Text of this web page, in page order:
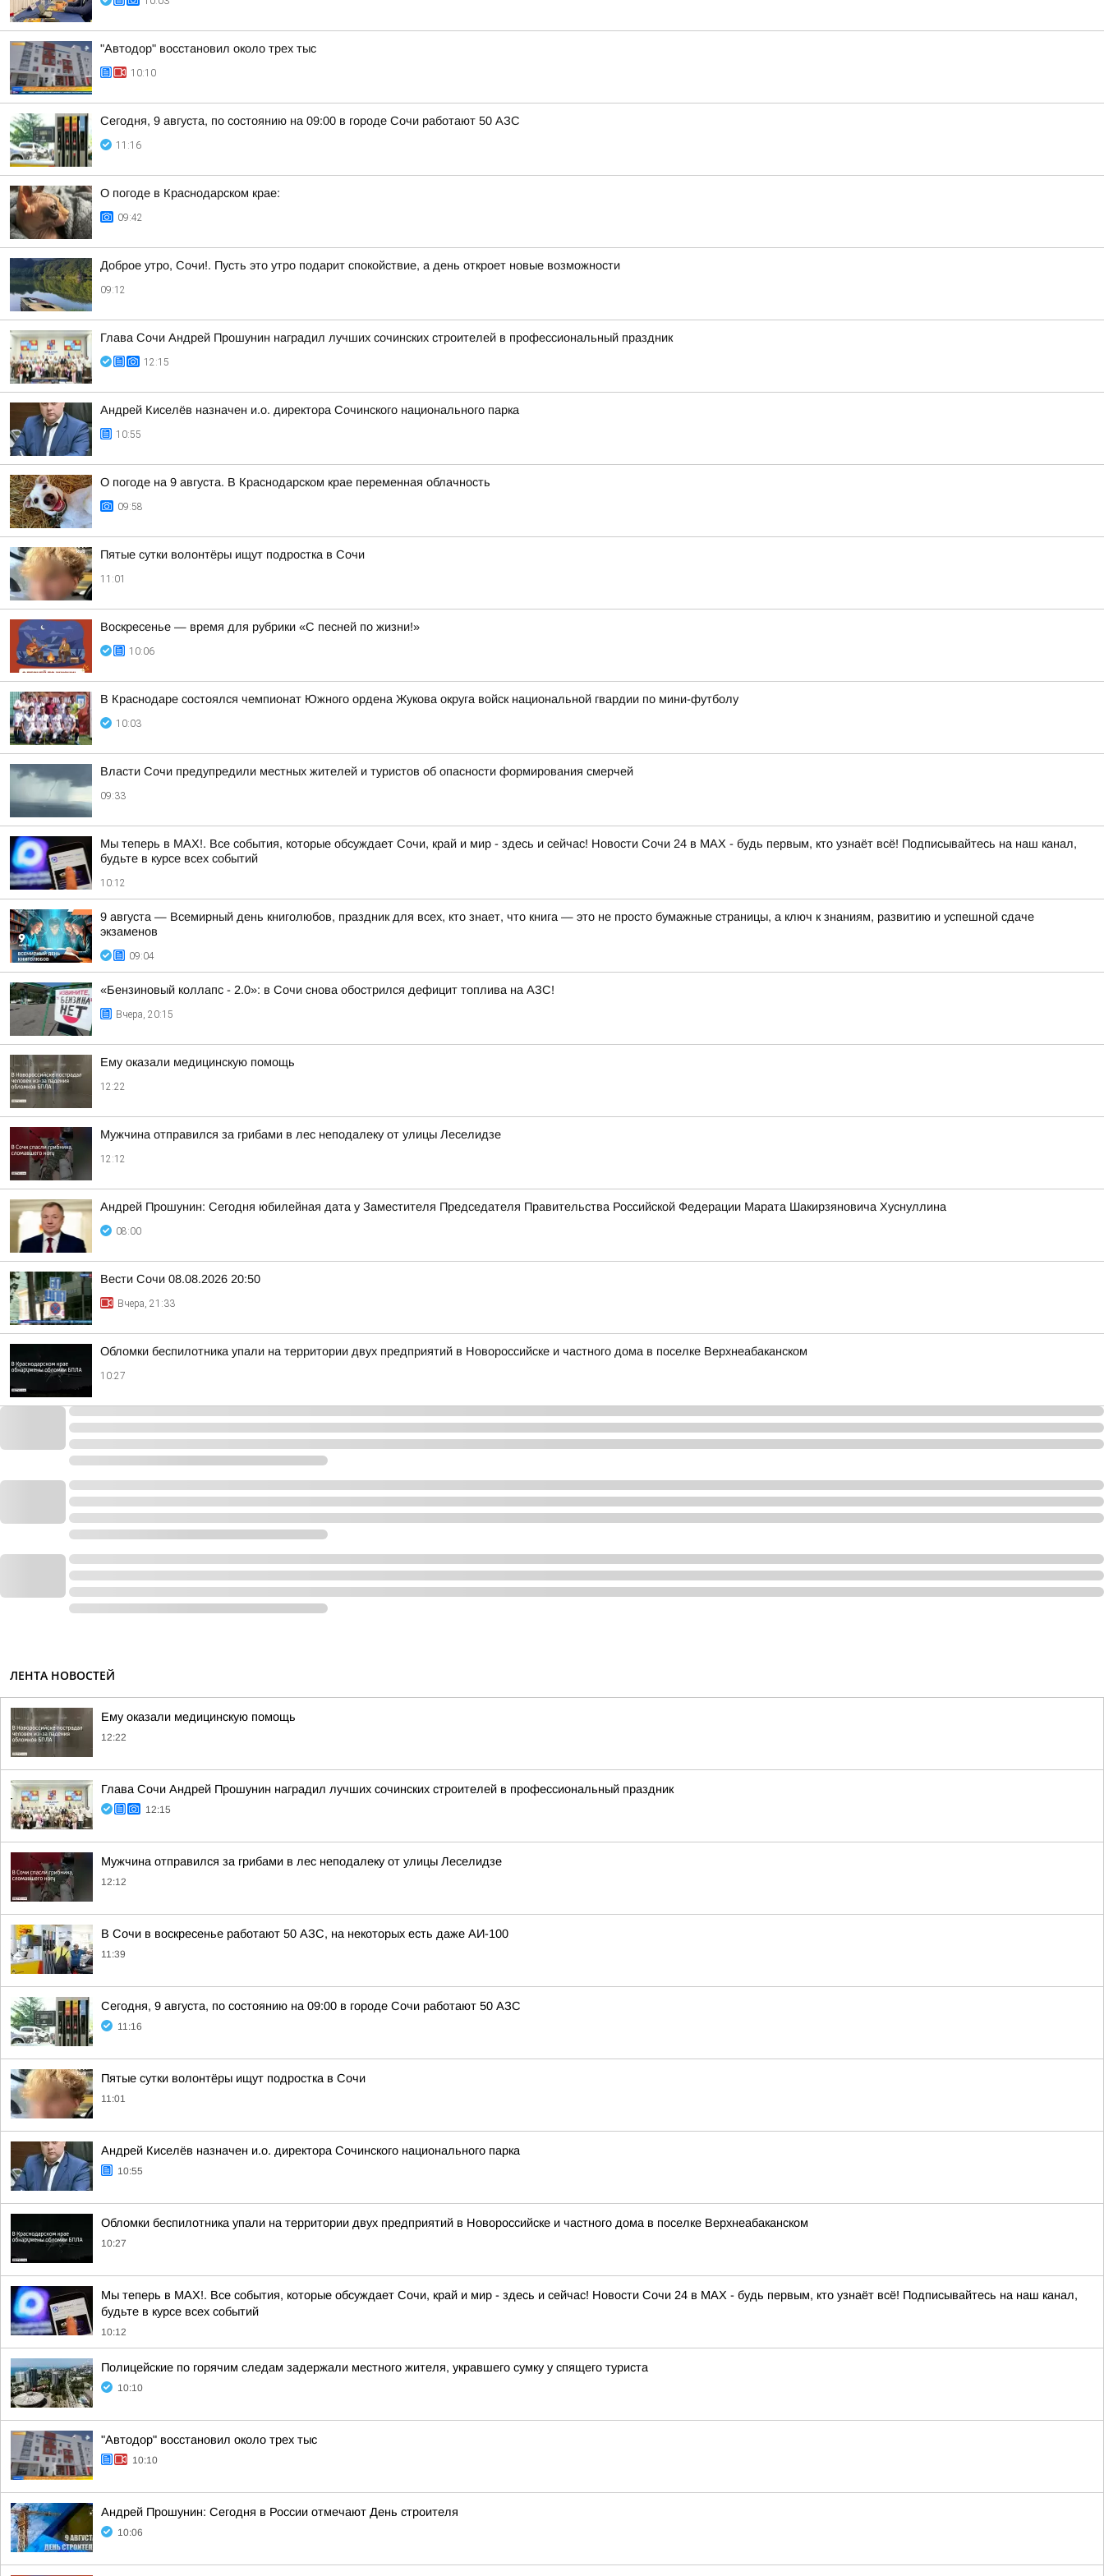
"Автодор" восстановил около трех тыс
10:10
Сегодня, 9 августа, по состоянию на 09:00 в городе Сочи работают 50 АЗС
11:16
О погоде в Краснодарском крае:
09:42
Доброе утро, Сочи!. Пусть это утро подарит спокойствие, а день откроет новые возможности
09:12
Глава Сочи Андрей Прошунин наградил лучших сочинских строителей в профессиональный праздник
12:15
Андрей Киселёв назначен и.о. директора Сочинского национального парка
10:55
О погоде на 9 августа. В Краснодарском крае переменная облачность
09:58
Пятые сутки волонтёры ищут подростка в Сочи
11:01
Воскресенье — время для рубрики «С песней по жизни!»
10:06
В Краснодаре состоялся чемпионат Южного ордена Жукова округа войск национальной гвардии по мини-футболу
10:03
Власти Сочи предупредили местных жителей и туристов об опасности формирования смерчей
09:33
Мы теперь в MAX!. Все события, которые обсуждает Сочи, край и мир - здесь и сейчас! Новости Сочи 24 в MAX - будь первым, кто узнаёт всё! Подписывайтесь на наш канал,
будьте в курсе всех событий
10:12
9 августа — Всемирный день книголюбов, праздник для всех, кто знает, что книга — это не просто бумажные страницы, а ключ к знаниям, развитию и успешной сдаче
экзаменов
09:04
«Бензиновый коллапс - 2.0»: в Сочи снова обострился дефицит топлива на АЗС!
Вчера, 20:15
Ему оказали медицинскую помощь
12:22
Мужчина отправился за грибами в лес неподалеку от улицы Леселидзе
12:12
Андрей Прошунин: Сегодня юбилейная дата у Заместителя Председателя Правительства Российской Федерации Марата Шакирзяновича Хуснуллина
08:00
Вести Сочи 08.08.2026 20:50
Вчера, 21:33
Обломки беспилотника упали на территории двух предприятий в Новороссийске и частного дома в поселке Верхнеабаканском
10:27
ЛЕНТА НОВОСТЕЙ
Ему оказали медицинскую помощь
12:22
Глава Сочи Андрей Прошунин наградил лучших сочинских строителей в профессиональный праздник
12:15
Мужчина отправился за грибами в лес неподалеку от улицы Леселидзе
12:12
В Сочи в воскресенье работают 50 АЗС, на некоторых есть даже АИ-100
11:39
Сегодня, 9 августа, по состоянию на 09:00 в городе Сочи работают 50 АЗС
11:16
Пятые сутки волонтёры ищут подростка в Сочи
11:01
Андрей Киселёв назначен и.о. директора Сочинского национального парка
10:55
Обломки беспилотника упали на территории двух предприятий в Новороссийске и частного дома в поселке Верхнеабаканском
10:27
Мы теперь в MAX!. Все события, которые обсуждает Сочи, край и мир - здесь и сейчас! Новости Сочи 24 в MAX - будь первым, кто узнаёт всё! Подписывайтесь на наш канал,
будьте в курсе всех событий
10:12
Полицейские по горячим следам задержали местного жителя, укравшего сумку у спящего туриста
10:10
"Автодор" восстановил около трех тыс
10:10
Андрей Прошунин: Сегодня в России отмечают День строителя
10:06